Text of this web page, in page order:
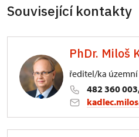
Související kontakty
PhDr. Miloš
ředitel/ka
482 360